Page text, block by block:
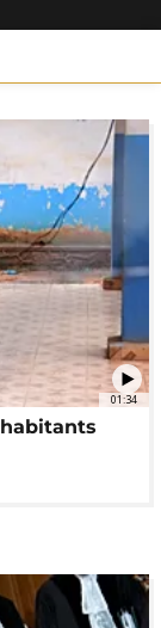
01:34
habitants